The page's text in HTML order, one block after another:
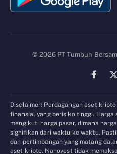
© 2026 PT Tumbuh
X
Disclaimer: Perdagangan aset
finansial yang berisiko tinggi.
mengikuti harga pasar, dimana
signifikan dari waktu ke waktu.
dan pertimbangan yang matang
aset kripto. Nanovest tidak